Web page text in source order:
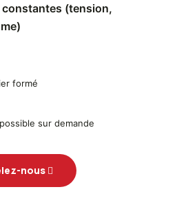
(tension,
formé
sur demande
nous